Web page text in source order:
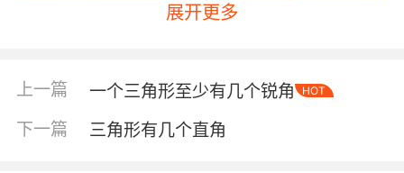
展开更多
上一篇 一个三角形至少有几个锐角 HOT
下一篇 三角形有几个直角